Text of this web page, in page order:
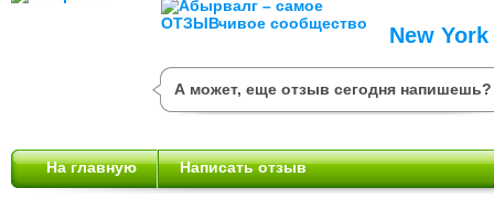
New York
А может, еще отзыв сегодня напишешь?
На главную Написать отзыв